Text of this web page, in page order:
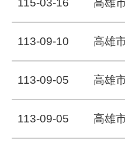
115-03-16 高雄
113-09-10 高雄
113-09-05 高雄
113-09-05 高雄